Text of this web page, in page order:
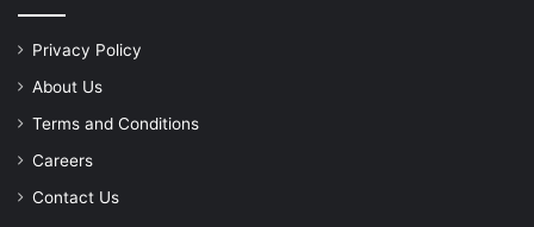
Privacy Policy
About Us
Terms and Conditions
Careers
Contact Us